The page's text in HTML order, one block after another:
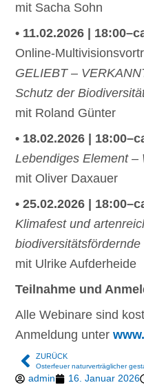
mit Sacha Sohn
• 11.02.2026 |
Online-
GELIEBT –
Schutz der
mit Roland Günter
• 18.02.2026 |
Lebendiges Element –
mit Oliver Daxauer
• 25.02.2026 |
Klimafest und
mit Ulrike Aufderheide
Teilnahme und
Alle Webinare sind
Anmeldung unter
ZURÜCK
Osterfeuer naturverträglicher
admin 16. Januar 2026